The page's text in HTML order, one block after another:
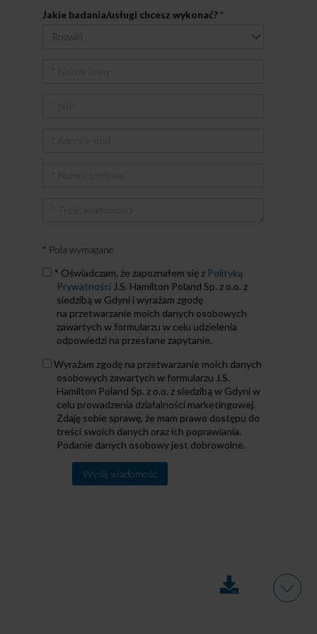
Jakie badania/usługi chcesz wykonać? *
Adres
* Pola wymagane
Zapoznałem
Polityką
Prywatności
* Oświadczam, że zapoznałem się z Polityką
PrywatnościJ.S. Hamilton Poland Sp. z o.o. z
siedzibą w Gdyni i wyrażam zgodę
na przetwarzanie moich danych osobowych
zawartych w formularzu w celu udzielenia
odpowiedzi na przesłane zapytanie.
Dane
osobowe
Wyrażam zgodę na przetwarzanie moich danych
osobowych zawartych w formularzu J.S.
Hamilton Poland Sp. z o.o. z siedzibą w Gdyni w
celu prowadzenia działalności marketingowej.
Zdaję sobie sprawę, że mam prawo dostępu do
treści swoich danych oraz ich poprawiania.
Podanie danych osobowy jest dobrowolne.
DO